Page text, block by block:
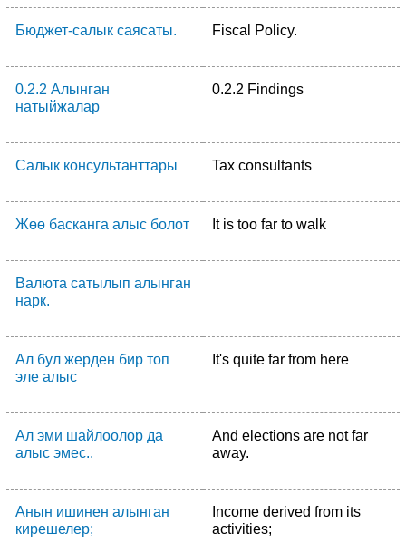
Бюджет-салык саясаты. Fiscal Policy.
0.2.2 Алынган
натыйжалар
0.2.2 Findings
Салык консультанттары Tax consultants
Жөө басканга алыс болот It is too far to walk
Валюта сатылып алынган
нарк.
Ал бул жерден бир топ
эле алыс
It's quite far from here
Ал эми шайлоолор да
алыс эмес..
And elections are not far
away.
Анын ишинен алынган
кирешелер;
Income derived from its
activities;